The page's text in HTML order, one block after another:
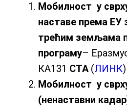
Мобилност у
наставе према
трећим земљама
програму–
КА131 СТА(ЛИНК)
Мобилност у
(ненаставни